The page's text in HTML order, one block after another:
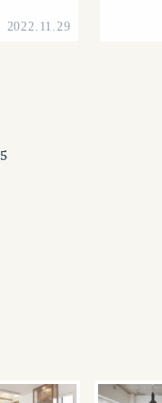
2022.11.29
5